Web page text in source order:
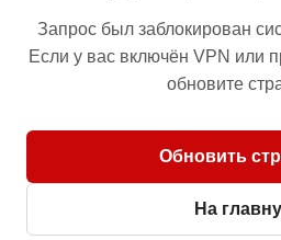
Запрос был заблокирован
Если у вас включён VPN или
обновите
Обновить
На